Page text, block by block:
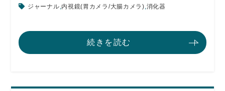
ジャーナル 内視鏡(胃カメラ/大腸カメラ) 消化器
続きを読む